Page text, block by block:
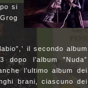
si
il secondo album
l’album ”Nuda”
l’ultimo album dei
brani, ciascuno dei